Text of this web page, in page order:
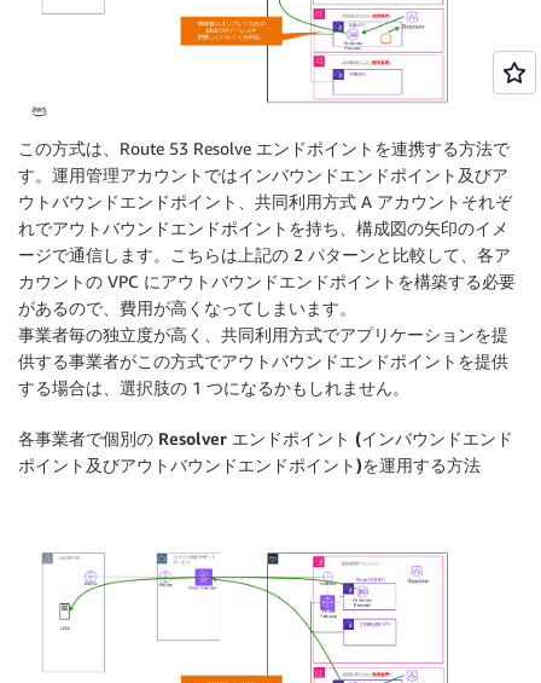
この方式は、Route 53 Resolve エンドポイントを連携する方法で
す。運用管理アカウントではインバウンドエンドポイント及びア
ウトバウンドエンドポイント、共同利用方式 A アカウントそれぞ
れでアウトバウンドエンドポイントを持ち、構成図の矢印のイメ
ージで通信します。こちらは上記の 2 パターンと比較して、各ア
カウントの VPC にアウトバウンドエンドポイントを構築する必要
があるので、費用が高くなってしまいます。
事業者毎の独立度が高く、共同利用方式でアプリケーションを提
供する事業者がこの方式でアウトバウンドエンドポイントを提供
する場合は、選択肢の 1 つになるかもしれません。
各事業者で個別の Resolver エンドポイント (インバウンドエンド
ポイント及びアウトバウンドエンドポイント)を運用する方法